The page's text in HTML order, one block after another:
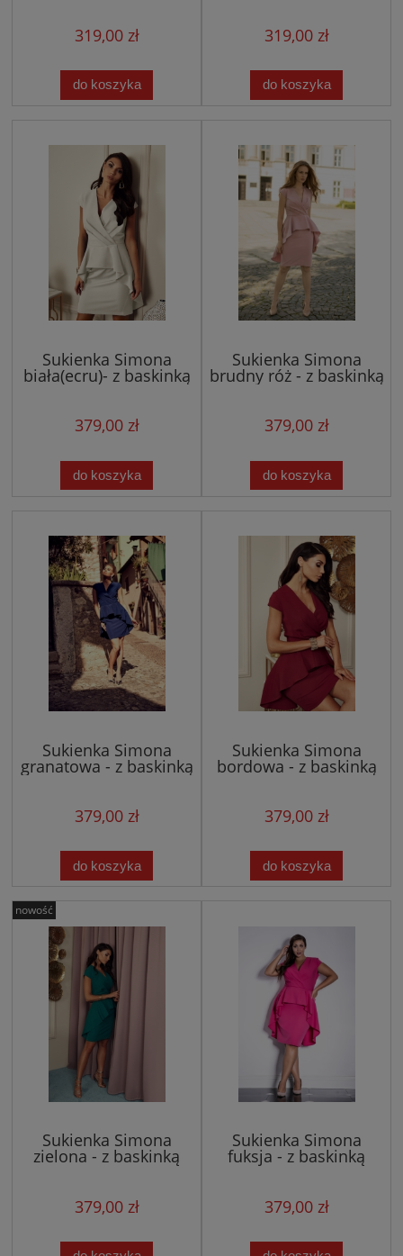
319,00 zł
do koszyka
319,00 zł
do koszyka
Sukienka Simona
biała(ecru)- z baskinką
379,00 zł
do koszyka
Sukienka Simona
brudny róż - z baskinką
379,00 zł
do koszyka
Sukienka Simona
granatowa - z baskinką
379,00 zł
do koszyka
Sukienka Simona
bordowa - z baskinką
379,00 zł
do koszyka
Sukienka Simona
zielona - z baskinką
379,00 zł
nowość
Sukienka Simona
fuksja - z baskinką
379,00 zł